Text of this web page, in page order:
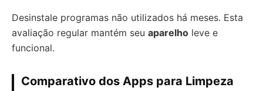
Desinstale programas não utilizados há meses. Esta
avaliação regular mantém seu aparelho leve e
funcional.
Comparativo dos Apps para Limpeza